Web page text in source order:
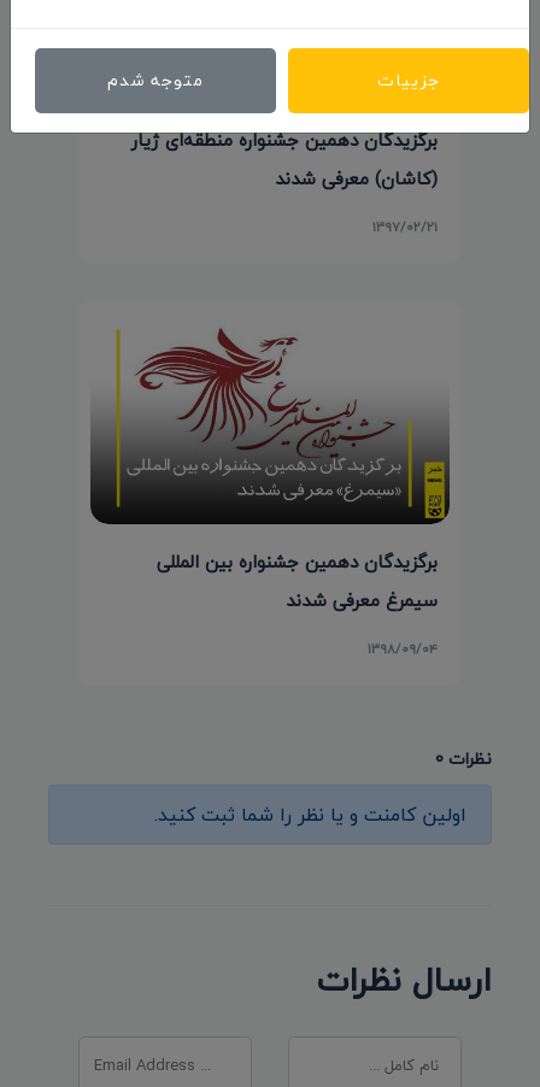
برگزیدگان دهمین جشنواره منطقه‌ای ژیار
(کاشان) معرفی شدند
۱۳۹۷/۰۲/۲۱
برگزیدگان دهمین جشنواره بین المللی
سیمرغ معرفی شدند
۱۳۹۸/۰۹/۰۴
نظرات 0
اولین کامنت و یا نظر را شما ثبت کنید.
ارسال نظرات
جزییات متوجه شدم